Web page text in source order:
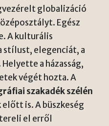
globalizáció
Egész
A kulturális
elegenciát, a
a házasság,
végét hozta. A
szakadék szélén
előtt is. A büszkeség
el erről